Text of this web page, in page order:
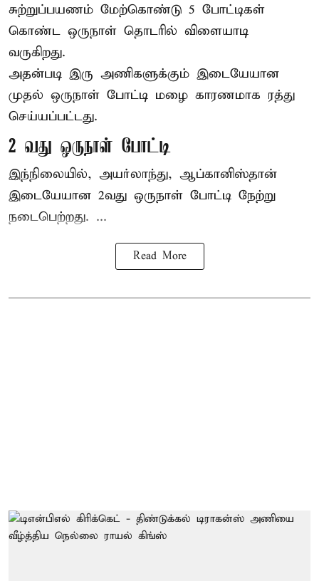
சுற்றுப்பயணம் மேற்கொண்டு 5 போட்டிகள்
கொண்ட ஒருநாள் தொடரில் விளையாடி
வருகிறது.
அதன்படி இரு அணிகளுக்கும் இடையேயான
முதல் ஒருநாள் போட்டி மழை காரணமாக ரத்து
செய்யப்பட்டது.
2 வது ஒருநாள் போட்டி
இந்நிலையில், அயர்லாந்து, ஆப்கானிஸ்தான்
இடையேயான 2வது ஒருநாள் போட்டி நேற்று
நடைபெற்றது. ...
Read More